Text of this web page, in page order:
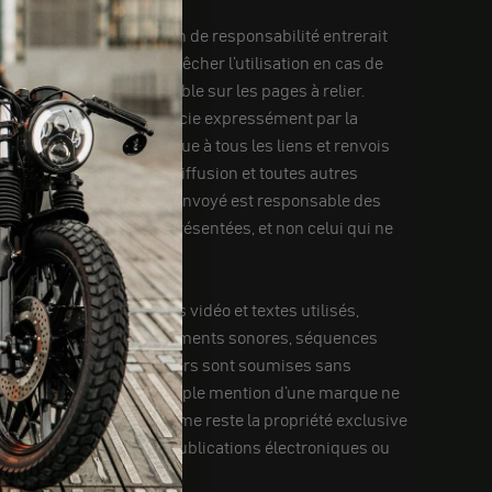
l'auteur, une obligation de responsabilité entrerait
et raisonnable d'empêcher l'utilisation en cas de
illégal n'était identifiable sur les pages à relier.
pourquoi il se distancie expressément par la
constatation s'applique à tous les liens et renvois
de liens, listes de diffusion et toutes autres
à laquelle il a été renvoyé est responsable des
informations ainsi présentées, et non celui qui ne
sonores, séquences vidéo et textes utilisés,
des graphiques, documents sonores, séquences
protégées par des tiers sont soumises sans
respectifs. La simple mention d'une marque ne
GmbH elle-même reste la propriété exclusive
textes dans d'autres publications électroniques ou